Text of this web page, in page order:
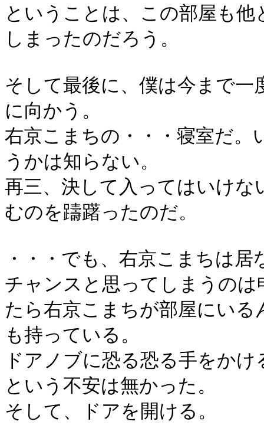
ということは、この部屋も
しまったのだろう。
そして最後に、僕は今まで
に向かう。
右京こまちの・・・寝室だ。
うかは知らない。
再三、決して入ってはいけ
むのを躊躇ったのだ。
・・・でも、右京こまちは居
チャンスと思ってしまうの
たら右京こまちが部屋にい
も持っている。
ドアノブに恐る恐る手をか
という不安は無かった。
そして、ドアを開ける。